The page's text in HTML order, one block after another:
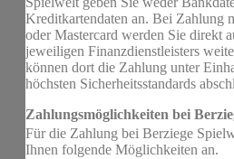
Kreditkartendaten an. Bei Zahlung
oder Mastercard werden Sie direkt
jeweiligen Finanzdienstleisters
können dort die Zahlung unter
höchsten Sicherheitsstandards
Zahlungsmöglichkeiten bei
Für die Zahlung bei Berziege
Ihnen folgende Möglichkeiten an.